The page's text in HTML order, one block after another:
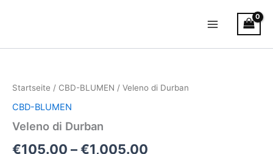
Menu
Startseite / CBD-BLUMEN / Veleno di Durban
CBD-BLUMEN
Veleno di Durban
€105.00 –€1,005.00
€105.00
Menge